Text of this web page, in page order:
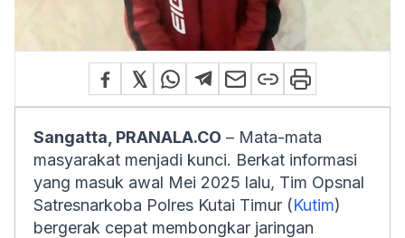
Sangatta, PRANALA.CO – Mata-mata
masyarakat menjadi kunci. Berkat informasi
yang masuk awal Mei 2025 lalu, Tim Opsnal
Satresnarkoba Polres Kutai Timur (Kutim)
bergerak cepat membongkar jaringan